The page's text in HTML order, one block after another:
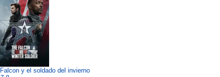
Falcon y el soldado del invierno